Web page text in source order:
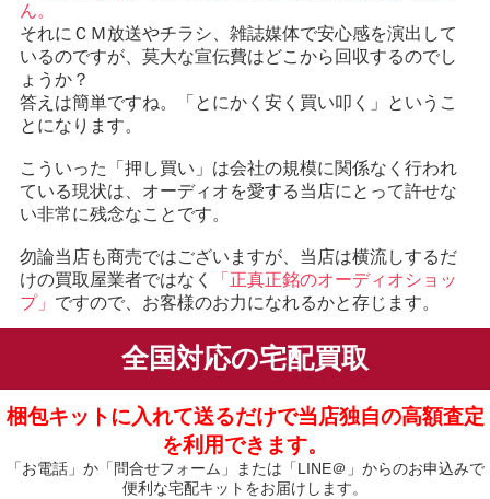
ん。
それにＣＭ放送やチラシ、雑誌媒体で安心感を演出して
いるのですが、莫大な宣伝費はどこから回収するのでし
ょうか？
答えは簡単ですね。「とにかく安く買い叩く」というこ
とになります。
こういった「押し買い」は会社の規模に関係なく行われ
ている現状は、オーディオを愛する当店にとって許せな
い非常に残念なことです。
勿論当店も商売ではございますが、当店は横流しするだ
けの買取屋業者ではなく
「正真正銘のオーディオショッ
プ」 ですので、お客様のお力になれるかと存じます。
全国対応の宅配買取
梱包キットに入れて送るだけで当店独自の高額査定
を利用できます。
「お電話」か「問合せフォーム」または「LINE＠」からのお申込みで
便利な宅配キットをお届けします。